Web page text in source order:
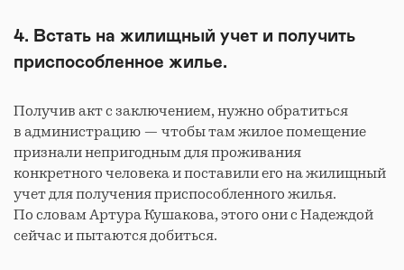
4. Встать на жилищный учет и получить
приспособленное жилье.
Получив акт с заключением, нужно обратиться
в администрацию — чтобы там жилое помещение
признали непригодным для проживания
конкретного человека и поставили его на жилищный
учет для получения приспособленного жилья.
По словам Артура Кушакова, этого они с Надеждой
сейчас и пытаются добиться.